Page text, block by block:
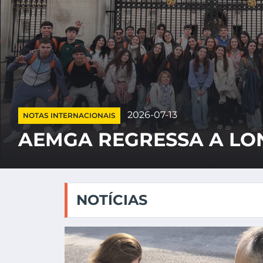
NOTAS INTERNACIONAIS 2026-07-13
AEMGA REGRESSA A
NOTÍCIAS